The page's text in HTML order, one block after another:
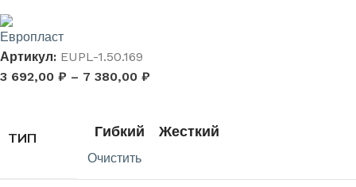
Артикул: EUPL-1.50.169
3 692,00 ₽ – 7 380,00 ₽
ТИП Гибкий Жесткий
Очистить